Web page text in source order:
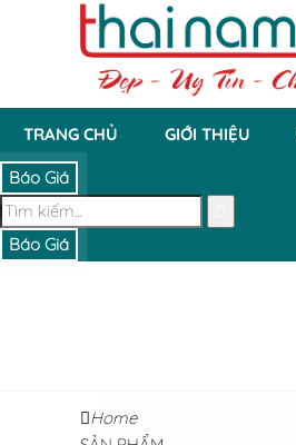
TRANG CHỦ GIỚI THIỆU
Báo Giá
Báo Giá
Home